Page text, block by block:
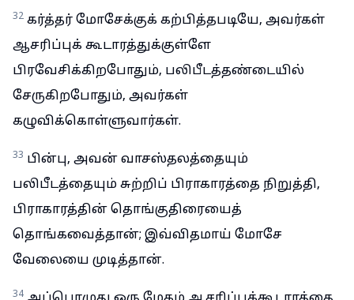
32 கர்த்தர் மோசேக்குக் கற்பித்தபடியே, அவர்கள்
ஆசரிப்புக் கூடாரத்துக்குள்ளே
பிரவேசிக்கிறபோதும், பலிபீடத்தண்டையில்
சேருகிறபோதும், அவர்கள்
கழுவிக்கொள்ளுவார்கள்.
33 பின்பு, அவன் வாசஸ்தலத்தையும்
பலிபீடத்தையும் சுற்றிப் பிராகாரத்தை நிறுத்தி,
பிராகாரத்தின் தொங்குதிரையைத்
தொங்கவைத்தான்; இவ்விதமாய் மோசே
வேலையை முடித்தான்.
34